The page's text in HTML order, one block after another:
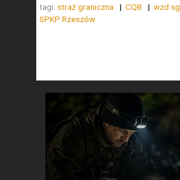
tagi: straż graniczna CQB
wzd sg
SPKP Rzeszów